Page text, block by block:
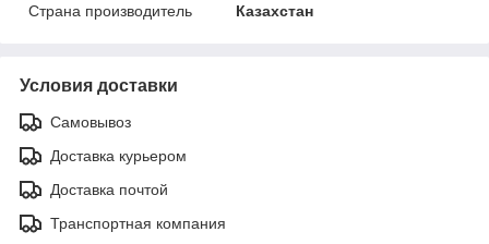
Страна производитель
Казахстан
Условия доставки
Самовывоз
Доставка курьером
Доставка почтой
Транспортная компания